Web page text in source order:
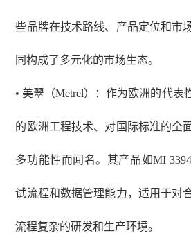
些品牌在技术路线、产品定位和市
同构成了多元化的市场生态。
• 美翠（Metrel）：作为欧洲的代表
的欧洲工程技术、对国际标准的全
多功能性而闻名。其产品如MI
试流程和数据管理能力，适用于对
流程复杂的研发和生产环境。